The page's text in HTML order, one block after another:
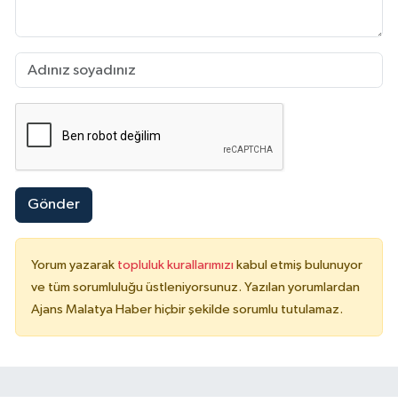
Gönder
Yorum yazarak topluluk kurallarımızı kabul etmiş bulunuyor
ve tüm sorumluluğu üstleniyorsunuz. Yazılan yorumlardan
Ajans Malatya Haber hiçbir şekilde sorumlu tutulamaz.